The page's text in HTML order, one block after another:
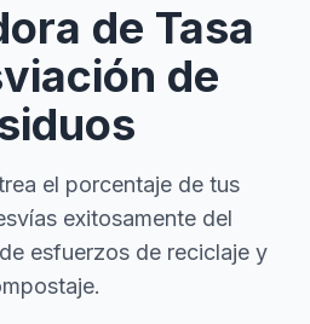
de Tasa
de
el porcentaje de tus
exitosamente del
esfuerzos de reciclaje y